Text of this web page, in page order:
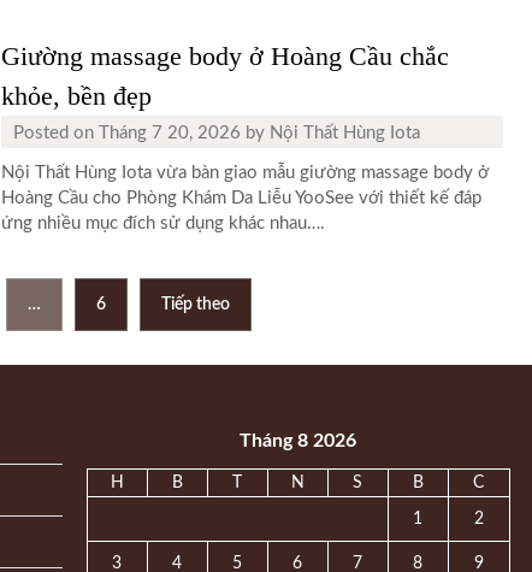
Giường massage body ở Hoàng Cầu chắc
khỏe, bền đẹp
Posted on Tháng 7 20, 2026 by Nội Thất Hùng Iota
Nội Thất Hùng Iota vừa bàn giao mẫu giường massage body ở
Hoàng Cầu cho Phòng Khám Da Liễu YooSee với thiết kế đáp
ứng nhiều mục đích sử dụng khác nhau….
… 6 Tiếp theo
Tháng 8 2026
H B N S B C
1 2
3 4 5 6 7 8 9